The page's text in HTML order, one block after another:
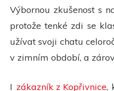
Výbornou zkušenost s
protože tenké zdi se
užívat svoji chatu
v zimním období, a
I zákazník z Kopřivnice,